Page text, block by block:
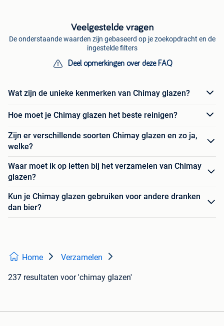
Veelgestelde vragen
De onderstaande waarden zijn gebaseerd op je zoekopdracht en de
ingestelde filters
Deel opmerkingen over deze FAQ
Wat zijn de unieke kenmerken van Chimay glazen?
Hoe moet je Chimay glazen het beste reinigen?
Zijn er verschillende soorten Chimay glazen en zo ja,
welke?
Waar moet ik op letten bij het verzamelen van Chimay
glazen?
Kun je Chimay glazen gebruiken voor andere dranken
dan bier?
Home Verzamelen
237 resultaten voor 'chimay glazen'